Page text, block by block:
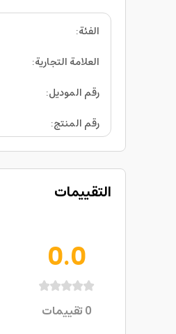
الفئة:
العلامة التجارية:
رقم الموديل:
رقم المنتج:
التقييمات
0.0
0تقييمات